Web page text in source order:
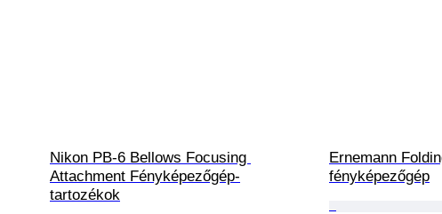
Nikon PB-6 Bellows Focusing
Attachment Fényképezőgép-
tartozékok
Ernemann
fényképezőgép